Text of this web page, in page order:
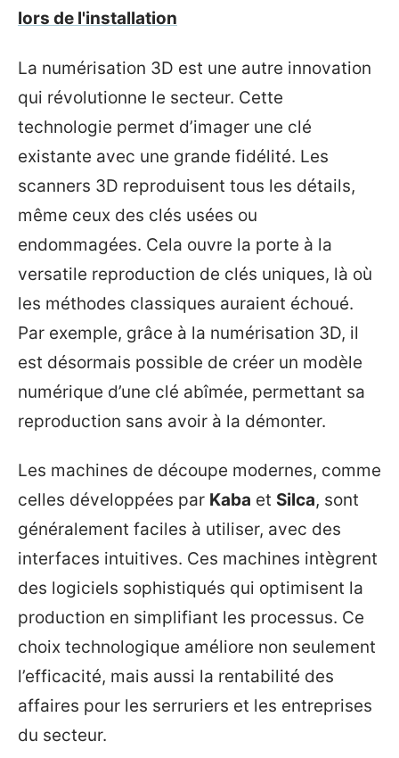
lors de l'installation
La numérisation 3D est une autre innovation
qui révolutionne le secteur. Cette
technologie permet d’imager une clé
existante avec une grande fidélité. Les
scanners 3D reproduisent tous les détails,
même ceux des clés usées ou
endommagées. Cela ouvre la porte à la
versatile reproduction de clés uniques, là où
les méthodes classiques auraient échoué.
Par exemple, grâce à la numérisation 3D, il
est désormais possible de créer un modèle
numérique d’une clé abîmée, permettant sa
reproduction sans avoir à la démonter.
Les machines de découpe modernes, comme
celles développées par Kaba et Silca, sont
généralement faciles à utiliser, avec des
interfaces intuitives. Ces machines intègrent
des logiciels sophistiqués qui optimisent la
production en simplifiant les processus. Ce
choix technologique améliore non seulement
l’efficacité, mais aussi la rentabilité des
affaires pour les serruriers et les entreprises
du secteur.